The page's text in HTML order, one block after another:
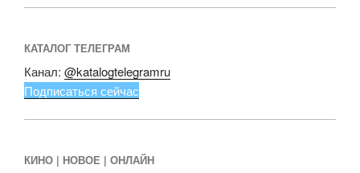
КАТАЛОГ ТЕЛЕГРАМ
Канал: @katalogtelegramru
Подписаться сейчас
КИНО | НОВОЕ | ОНЛАЙН